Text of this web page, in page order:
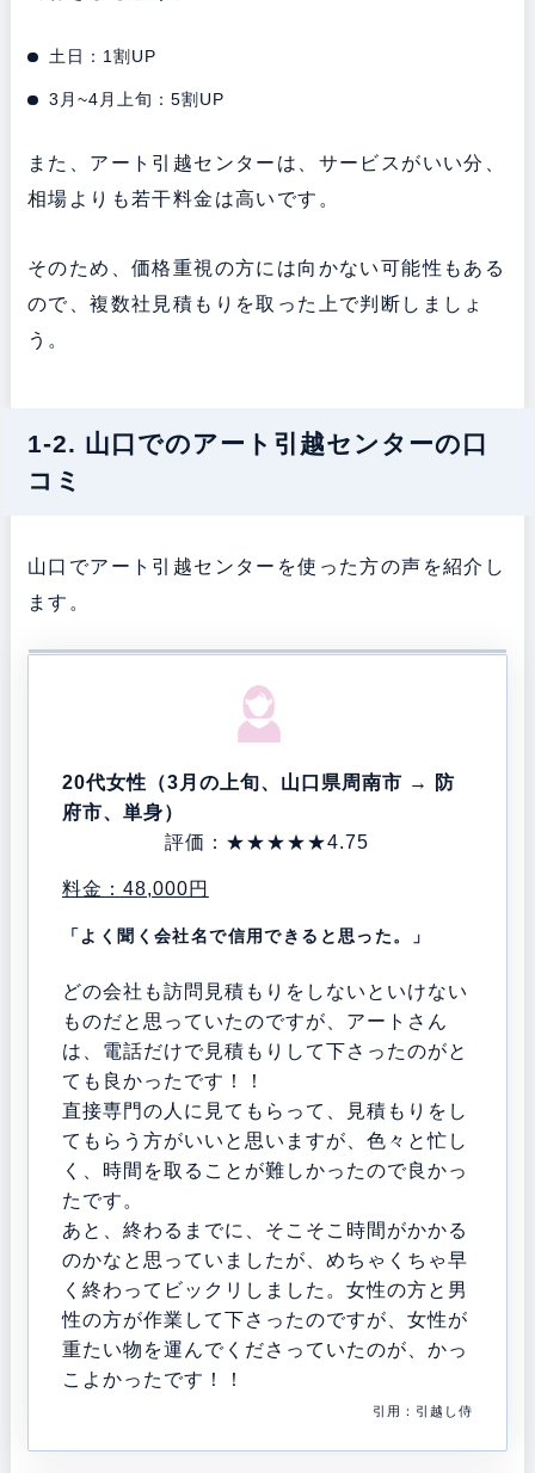
土日：1割UP
3月~4月上旬：5割UP
また、アート引越センターは、サービスがいい分、
相場よりも若干料金は高いです。
そのため、価格重視の方には向かない可能性もある
ので、複数社見積もりを取った上で判断しましょ
う。
1-2. 山口でのアート引越センターの口
コミ
山口でアート引越センターを使った方の声を紹介し
ます。
20代女性（3月の上旬、山口県周南市 → 防
府市、単身）
評価：★★★★★4.75
料金：48,000円
「よく聞く会社名で信用できると思った。」
どの会社も訪問見積もりをしないといけない
ものだと思っていたのですが、アートさん
は、電話だけで見積もりして下さったのがと
ても良かったです！！
直接専門の人に見てもらって、見積もりをし
てもらう方がいいと思いますが、色々と忙し
く、時間を取ることが難しかったので良かっ
たです。
あと、終わるまでに、そこそこ時間がかかる
のかなと思っていましたが、めちゃくちゃ早
く終わってビックリしました。女性の方と男
性の方が作業して下さったのですが、女性が
重たい物を運んでくださっていたのが、かっ
こよかったです！！
引用：引越し侍